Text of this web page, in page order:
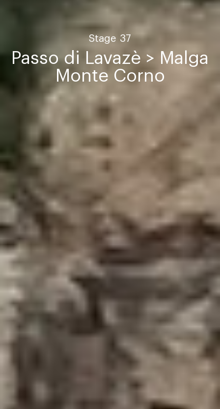
Stage 37
Passo di Lavazè > Malga
Monte Corno